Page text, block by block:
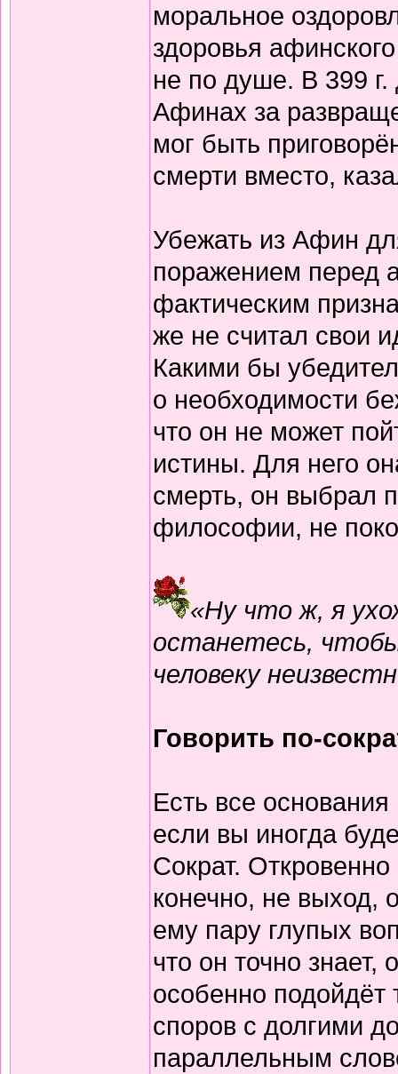
моральное
здоровья
не по душе. В 399 г.
Афинах за
мог быть
смерти вместо,
Убежать из Афин
поражением перед
фактическим
же не считал свои
Какими бы
о необходимости
что он не может
истины. Для него
смерть, он выбрал
философии, не
«Ну что ж, я
останетесь,
человеку
Говорить по-
Есть все основания
если вы иногда
Сократ.
конечно, не выход,
ему пару глупых
что он точно знает,
особенно подойдёт
споров с долгими
параллельным